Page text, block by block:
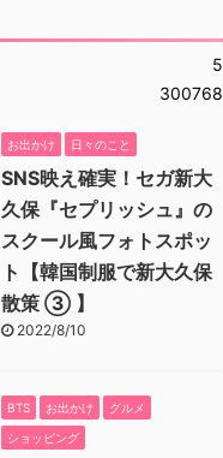
5
300768
お出かけ 日々のこと
SNS映え確実！セガ新大
久保『セプリッシュ』の
スクール風フォトスポッ
ト【韓国制服で新大久保
散策 ③ 】
2022/8/10
BTS お出かけ グルメ
ショッピング